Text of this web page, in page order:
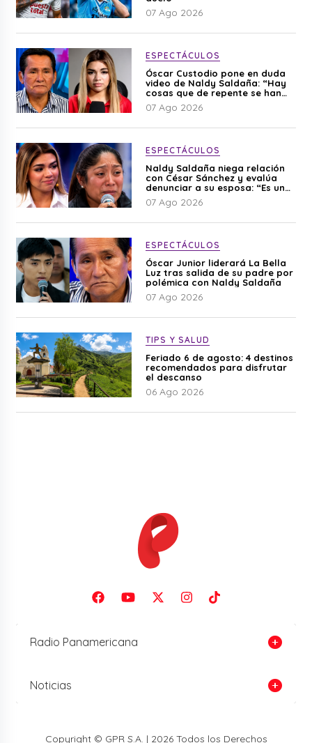
07 Ago 2026
ESPECTÁCULOS
Óscar Custodio pone en duda
video de Naldy Saldaña: “Hay
cosas que de repente se han
editado”
07 Ago 2026
ESPECTÁCULOS
Naldy Saldaña niega relación
con César Sánchez y evalúa
denunciar a su esposa: “Es una
difamación”
07 Ago 2026
ESPECTÁCULOS
Óscar Junior liderará La Bella
Luz tras salida de su padre por
polémica con Naldy Saldaña
07 Ago 2026
TIPS Y SALUD
Feriado 6 de agosto: 4 destinos
recomendados para disfrutar
el descanso
06 Ago 2026
Radio Panamericana
Noticias
Copyright © GPR S.A. | 2026 Todos los Derechos